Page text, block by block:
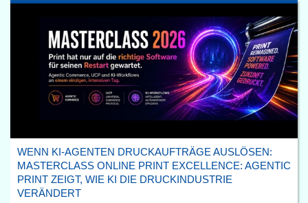
WENN KI-AGENTEN DRUCKAUFTRÄGE AUSLÖSEN:
MASTERCLASS ONLINE PRINT EXCELLENCE: AGENTIC
PRINT ZEIGT, WIE KI DIE DRUCKINDUSTRIE
VERÄNDERT